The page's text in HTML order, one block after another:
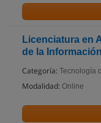
Licenciatura en
de la Información
Categoría: Tecnología
Modalidad: Online